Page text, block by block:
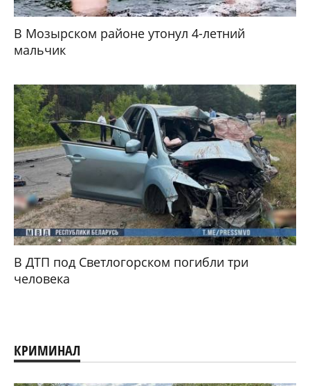
В Мозырском районе утонул 4-летний
мальчик
В ДТП под Светлогорском погибли три
человека
КРИМИНАЛ